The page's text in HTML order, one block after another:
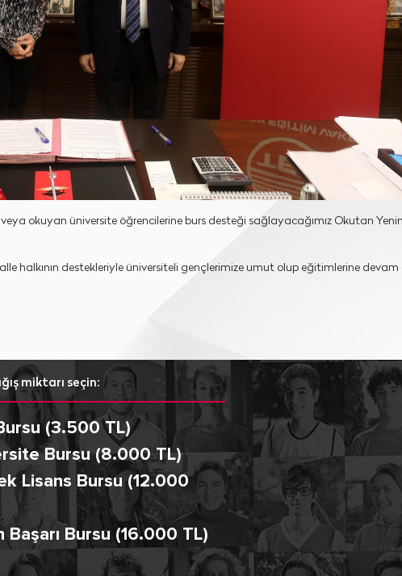
okuyan üniversite öğrencilerine burs desteği sağlayacağımız Okutan
halkının destekleriyle üniversiteli gençlerimize umut olup eğitimlerine
miktarı seçin:
(3.500 TL)
Bursu (8.000 TL)
Lisans Bursu (12.000
Başarı Bursu (16.000 TL)